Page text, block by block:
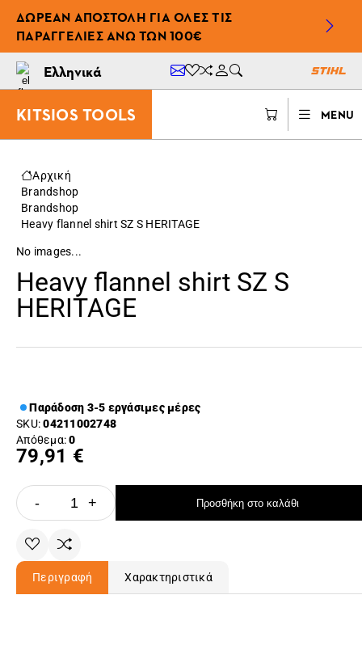
ΔΩΡΕΆΝ ΑΠΟΣΤΟΛΉ ΓΙΑ ΌΛΕΣ ΤΙΣ
ΠΑΡΑΓΓΕΛΊΕΣ ΆΝΩ ΤΩΝ 100€
Ελληνικά
KITSIOS TOOLS MENU
Αρχική
Brandshop
Brandshop
Heavy flannel shirt SZ S HERITAGE
No images...
Heavy flannel shirt SZ S
HERITAGE
Παράδοση 3-5 εργάσιμες μέρες
SKU:04211002748
Απόθεμα:0
79,91 €
- + Προσθήκη στο καλάθι
Περιγραφή Χαρακτηριστικά